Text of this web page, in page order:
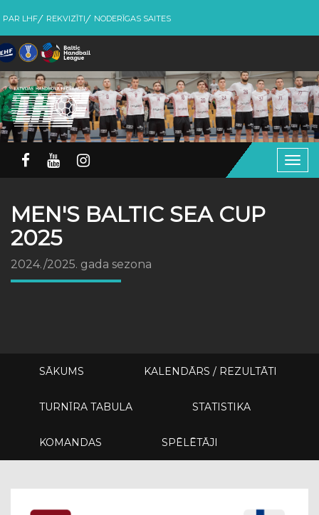
PAR LHF REKVIZĪTI NODERĪGAS SAITES
MEN'S BALTIC SEA CUP
2025
2024./2025. gada sezona
SĀKUMS KALENDĀRS / REZULTĀTI
TURNĪRA TABULA STATISTIKA
KOMANDAS SPĒLĒTĀJI